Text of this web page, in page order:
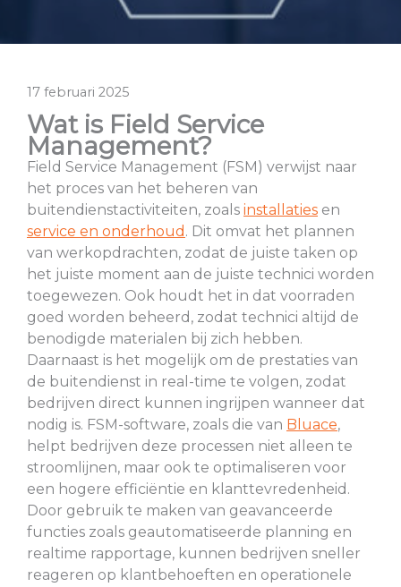
17 februari 2025
Wat is Field Service
Management?
Field Service Management (FSM) verwijst naar
het proces van het beheren van
buitendienstactiviteiten, zoals installaties en
service en onderhoud . Dit omvat het plannen
van werkopdrachten, zodat de juiste taken op
het juiste moment aan de juiste technici worden
toegewezen. Ook houdt het in dat voorraden
goed worden beheerd, zodat technici altijd de
benodigde materialen bij zich hebben.
Daarnaast is het mogelijk om de prestaties van
de buitendienst in real-time te volgen, zodat
bedrijven direct kunnen ingrijpen wanneer dat
nodig is. FSM-software, zoals die van Bluace,
helpt bedrijven deze processen niet alleen te
stroomlijnen, maar ook te optimaliseren voor
een hogere efficiëntie en klanttevredenheid.
Door gebruik te maken van geavanceerde
functies zoals geautomatiseerde planning en
realtime rapportage, kunnen bedrijven sneller
reageren op klantbehoeften en operationele